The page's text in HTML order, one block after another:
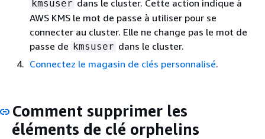
kmsuser dans le cluster. Cette action indique à
AWS KMS le mot de passe à utiliser pour se
connecter au cluster. Elle ne change pas le mot de
passe de kmsuser dans le cluster.
Connectez le magasin de clés personnalisé.
Comment supprimer les
éléments de clé orphelins